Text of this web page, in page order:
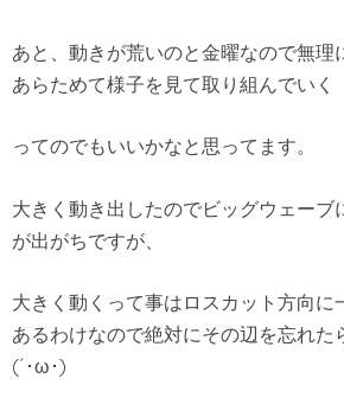
あと、動きが荒いのと金曜なので無理
あらためて様子を見て取り組んでいく
ってのでもいいかなと思ってます。
大きく動き出したのでビッグウェーブ
が出がちですが、
大きく動くって事はロスカット方向に
あるわけなので絶対にその辺を忘れた
(´･ω･)